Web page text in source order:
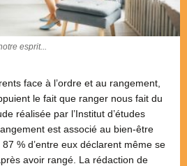
esprit...
face à l’ordre et au rangement,
le fait que ranger nous fait du
réalisée par l’Institut d’études
est associé au bien-être
% d’entre eux déclarent même se
avoir rangé. La rédaction de